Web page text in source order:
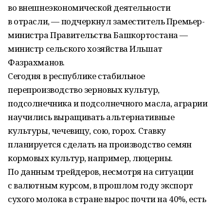
во внешнеэкономической деятельности
в отрасли, — подчеркнул заместитель Премьер-
министра Правительства Башкортостана —
министр сельского хозяйства Ильшат
Фазрахманов.
Сегодня в республике стабильное
перепроизводство зерновых культур,
подсолнечника и подсолнечного масла, аграрии
научились выращивать альтернативные
культуры, чечевицу, сою, горох. Ставку
планируется сделать на производство семян
кормовых культур, например, люцерны.
По данным трейдеров, несмотря на ситуации
с валютным курсом, в прошлом году экспорт
сухого молока в стране вырос почти на 40%, есть